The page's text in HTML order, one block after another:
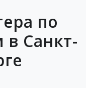
по
в Санкт-